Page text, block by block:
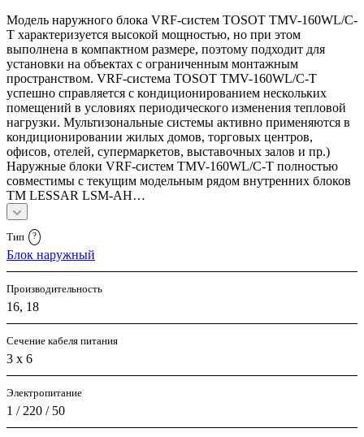
Модель наружного блока VRF-систем TOSOT TMV-160WL/C-
T характеризуется высокой мощностью, но при этом
выполнена в компактном размере, поэтому подходит для
установки на объектах с ограниченным монтажным
пространством. VRF-система TOSOT TMV-160WL/C-T
успешно справляется с кондиционированием нескольких
помещений в условиях периодического изменения тепловой
нагрузки. Мультизональные системы активно применяются в
кондиционировании жилых домов, торговых центров,
офисов, отелей, супермаркетов, выставочных залов и пр.)
Наружные блоки VRF-систем TMV-160WL/C-T полностью
совместимы с текущим модельным рядом внутренних блоков
TM LESSAR LSM-AH…
Тип ?
Блок наружный
Производительность
16, 18
Сечение кабеля питания
3 х 6
Электропитание
1 / 220 / 50